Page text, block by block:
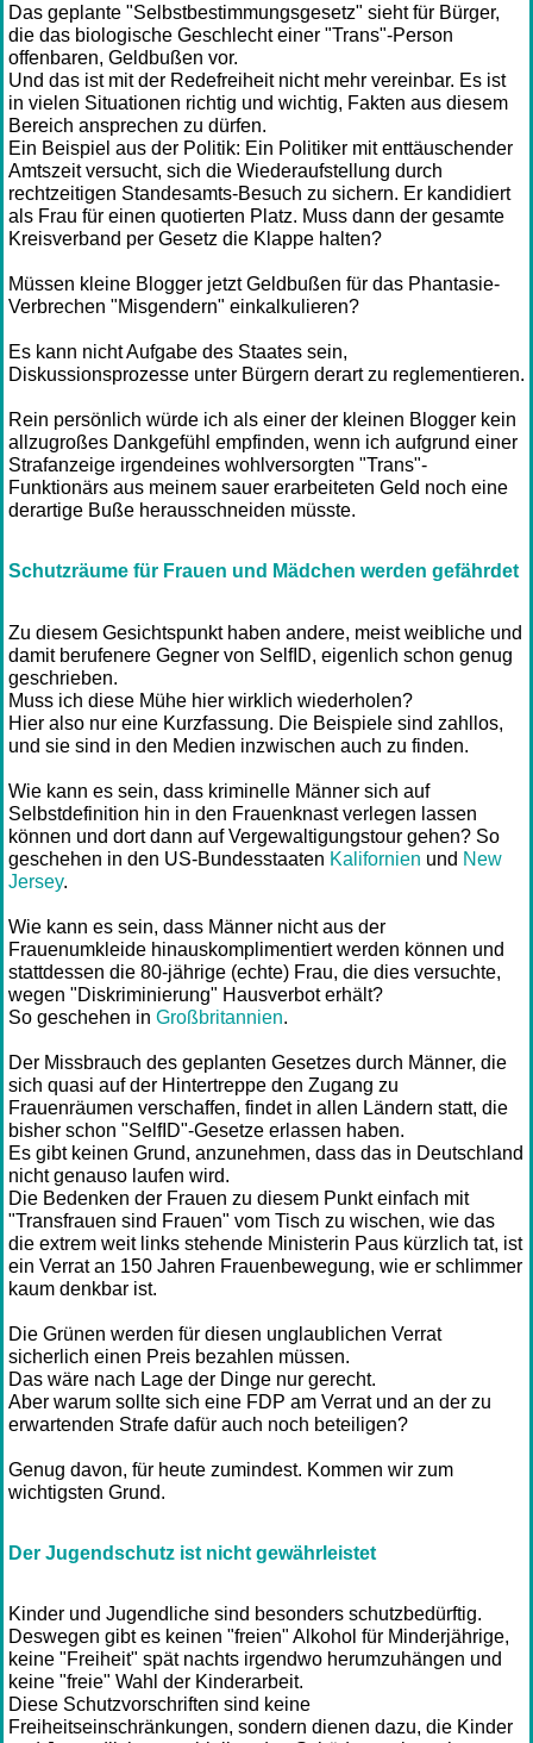
Das geplante "Selbstbestimmungsgesetz" sieht für Bürger,
die das biologische Geschlecht einer "Trans"-Person
offenbaren, Geldbußen vor.
Und das ist mit der Redefreiheit nicht mehr vereinbar. Es ist
in vielen Situationen richtig und wichtig, Fakten aus diesem
Bereich ansprechen zu dürfen.
Ein Beispiel aus der Politik: Ein Politiker mit enttäuschender
Amtszeit versucht, sich die Wiederaufstellung durch
rechtzeitigen Standesamts-Besuch zu sichern. Er kandidiert
als Frau für einen quotierten Platz. Muss dann der gesamte
Kreisverband per Gesetz die Klappe halten?
Müssen kleine Blogger jetzt Geldbußen für das Phantasie-
Verbrechen "Misgendern" einkalkulieren?
Es kann nicht Aufgabe des Staates sein,
Diskussionsprozesse unter Bürgern derart zu reglementieren.
Rein persönlich würde ich als einer der kleinen Blogger kein
allzugroßes Dankgefühl empfinden, wenn ich aufgrund einer
Strafanzeige irgendeines wohlversorgten "Trans"-
Funktionärs aus meinem sauer erarbeiteten Geld noch eine
derartige Buße herausschneiden müsste.
Schutzräume für Frauen und Mädchen werden gefährdet
Zu diesem Gesichtspunkt haben andere, meist weibliche und
damit berufenere Gegner von SelfID, eigenlich schon genug
geschrieben.
Muss ich diese Mühe hier wirklich wiederholen?
Hier also nur eine Kurzfassung. Die Beispiele sind zahllos,
und sie sind in den Medien inzwischen auch zu finden.
Wie kann es sein, dass kriminelle Männer sich auf
Selbstdefinition hin in den Frauenknast verlegen lassen
können und dort dann auf Vergewaltigungstour gehen? So
geschehen in den US-Bundesstaaten Kalifornien und New
Jersey.
Wie kann es sein, dass Männer nicht aus der
Frauenumkleide hinauskomplimentiert werden können und
stattdessen die 80-jährige (echte) Frau, die dies versuchte,
wegen "Diskriminierung" Hausverbot erhält?
So geschehen in Großbritannien.
Der Missbrauch des geplanten Gesetzes durch Männer, die
sich quasi auf der Hintertreppe den Zugang zu
Frauenräumen verschaffen, findet in allen Ländern statt, die
bisher schon "SelfID"-Gesetze erlassen haben.
Es gibt keinen Grund, anzunehmen, dass das in Deutschland
nicht genauso laufen wird.
Die Bedenken der Frauen zu diesem Punkt einfach mit
"Transfrauen sind Frauen" vom Tisch zu wischen, wie das
die extrem weit links stehende Ministerin Paus kürzlich tat, ist
ein Verrat an 150 Jahren Frauenbewegung, wie er schlimmer
kaum denkbar ist.
Die Grünen werden für diesen unglaublichen Verrat
sicherlich einen Preis bezahlen müssen.
Das wäre nach Lage der Dinge nur gerecht.
Aber warum sollte sich eine FDP am Verrat und an der zu
erwartenden Strafe dafür auch noch beteiligen?
Genug davon, für heute zumindest. Kommen wir zum
wichtigsten Grund.
Der Jugendschutz ist nicht gewährleistet
Kinder und Jugendliche sind besonders schutzbedürftig.
Deswegen gibt es keinen "freien" Alkohol für Minderjährige,
keine "Freiheit" spät nachts irgendwo herumzuhängen und
keine "freie" Wahl der Kinderarbeit.
Diese Schutzvorschriften sind keine
Freiheitseinschränkungen, sondern dienen dazu, die Kinder